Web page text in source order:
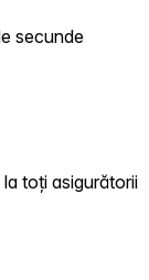
secunde
toți asigurătorii